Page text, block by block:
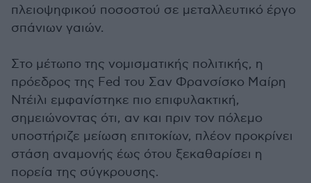
πλειοψηφικού ποσοστού σε μεταλλευτικό έργο
σπάνιων γαιών.
Στο μέτωπο της νομισματικής πολιτικής, η
πρόεδρος της Fed του Σαν Φρανσίσκο Μαίρη
Ντέιλι εμφανίστηκε πιο επιφυλακτική,
σημειώνοντας ότι, αν και πριν τον πόλεμο
υποστήριζε μείωση επιτοκίων, πλέον προκρίνει
στάση αναμονής έως ότου ξεκαθαρίσει η
πορεία της σύγκρουσης.